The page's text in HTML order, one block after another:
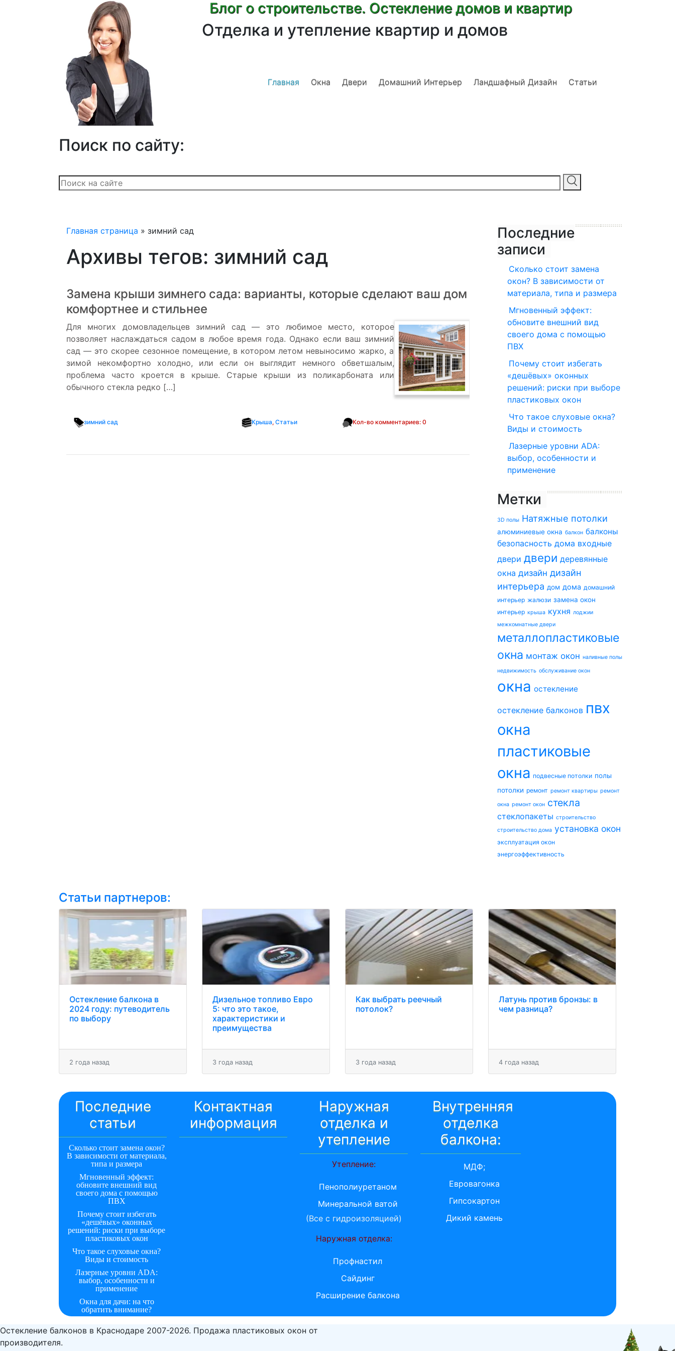
Блог о строительстве. Остекление домов и квартир
Отделка и утепление квартир и домов
Главная Окна Двери Домашний Интерьер Ландшафный Дизайн Статьи
Поиск по сайту:
Главная страница » зимний сад
Архивы тегов: зимний сад
Замена крыши зимнего сада: варианты, которые сделают ваш дом
комфортнее и стильнее
Для многих домовладельцев зимний сад — это любимое место, которое
позволяет наслаждаться садом в любое время года. Однако если ваш зимний
сад — это скорее сезонное помещение, в котором летом невыносимо жарко, а
зимой некомфортно холодно, или если он выглядит немного обветшалым,
проблема часто кроется в крыше. Старые крыши из поликарбоната или
обычного стекла редко […]
зимний сад Крыша,Статьи Кол-во комментариев: 0
Последние
записи
Сколько стоит замена
окон? В зависимости от
материала, типа и размера
Мгновенный эффект:
обновите внешний вид
своего дома с помощью
ПВХ
Почему стоит избегать
«дешёвых» оконных
решений: риски при выборе
пластиковых окон
Что такое слуховые окна?
Виды и стоимость
Лазерные уровни ADA:
выбор, особенности и
применение
Метки
3D полы Натяжные потолки
алюминиевые окна балкон балконы
безопасность дома входные
двери двери деревянные
окна дизайн дизайн
интерьера дом дома домашний
интерьер жалюзи замена окон
интерьер крыша кухня лоджии
межкомнатные двери
металлопластиковые
окна монтаж окон наливные полы
недвижимость обслуживание окон
окна остекление
остекление балконов пвх
окна
пластиковые
окна подвесные потолки полы
потолки ремонт ремонт квартиры ремонт
окна ремонт окон стекла
стеклопакеты строительство
строительство дома установка окон
эксплуатация окон
энергоэффективность
Статьи партнеров:
Остекление балкона в
2024 году: путеводитель
по выбору
2 года назад
Дизельное топливо Евро
5: что это такое,
характеристики и
преимущества
3 года назад
Как выбрать реечный
потолок?
3 года назад
Латунь против бронзы: в
чем разница?
4 года назад
Последние
статьи
Сколько стоит замена окон?
В зависимости от материала,
типа и размера
Мгновенный эффект:
обновите внешний вид
своего дома с помощью
ПВХ
Почему стоит избегать
«дешёвых» оконных
решений: риски при выборе
пластиковых окон
Что такое слуховые окна?
Виды и стоимость
Лазерные уровни ADA:
выбор, особенности и
применение
Окна для дачи: на что
обратить внимание?
Контактная
информация
Наружная
отделка и
утепление
Утепление:
Пенополиуретаном
Минеральной ватой
(Все с гидроизоляцией)
Наружная отделка:
Профнастил
Сайдинг
Расширение балкона
Внутренняя
отделка
балкона:
МДФ;
Евровагонка
Гипсокартон
Дикий камень
Остекление балконов в Краснодаре 2007-2026. Продажа пластиковых окон от
производителя.